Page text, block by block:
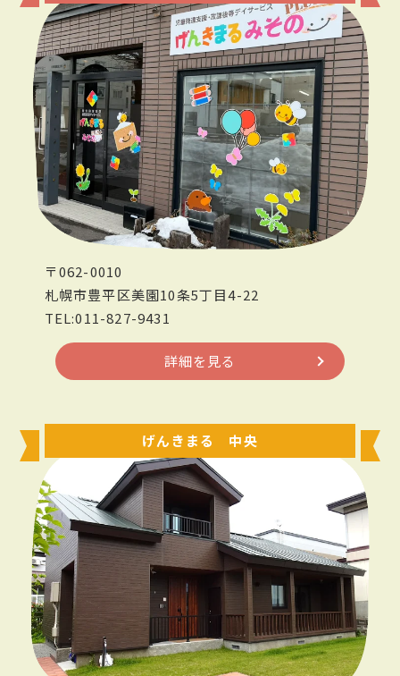
〒062-0010
札幌市豊平区美園10条5丁目4-22
TEL:011-827-9431
詳細を見る
げんきまる 中央